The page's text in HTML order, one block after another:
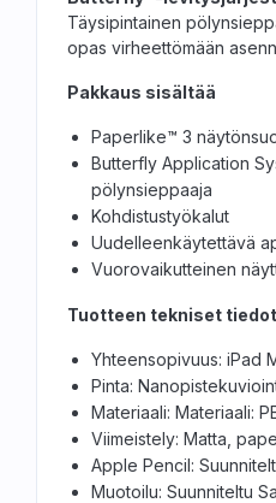
Täysipintainen
opas virheettömään
Pakkaus sisältää
Paperlike™ 3
Butterfly Application
pölynsieppaaja
Kohdistustyökalut
Uudelleenkäytettävä
Vuorovaikutteinen
Tuotteen tekniset tiedot
Yhteensopivuus: iPad
Pinta:
Materiaali: Materiaali:
Viimeistely: Matta,
Apple Pencil:
Muotoilu: Suunniteltu